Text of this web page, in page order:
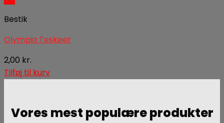
Bestik
Olympia Teskeer
2,00 kr.
Tilføj til kurv
Vores mest populære produkter